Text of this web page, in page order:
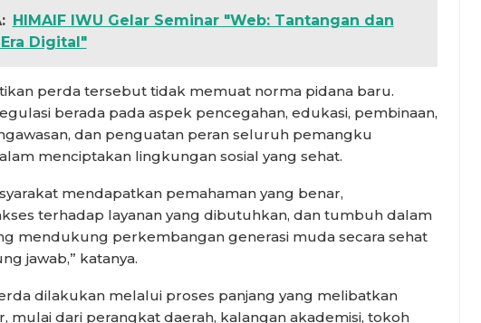
HIMAIF IWU Gelar Seminar "Web: Tantangan dan
Digital"
perda tersebut tidak memuat norma pidana baru.
berada pada aspek pencegahan, edukasi, pembinaan,
dan penguatan peran seluruh pemangku
menciptakan lingkungan sosial yang sehat.
mendapatkan pemahaman yang benar,
terhadap layanan yang dibutuhkan, dan tumbuh dalam
mendukung perkembangan generasi muda secara sehat
jawab,” katanya.
dilakukan melalui proses panjang yang melibatkan
mulai dari perangkat daerah, kalangan akademisi, tokoh